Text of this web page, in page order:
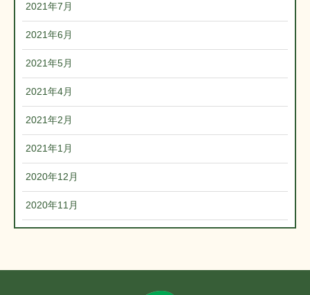
2021年7月
2021年6月
2021年5月
2021年4月
2021年2月
2021年1月
2020年12月
2020年11月